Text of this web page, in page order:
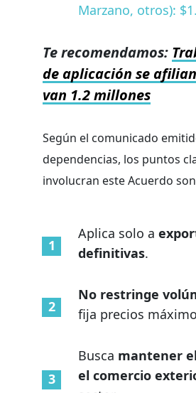
Marzano, otros):
Te recomendamos:
de aplicación se
van 1.2 millones
Según el comunicado
dependencias, los puntos
involucran este Acuerdo
Aplica solo a
definitivas.
No restringe
fija precios
Busca mantener
el comercio